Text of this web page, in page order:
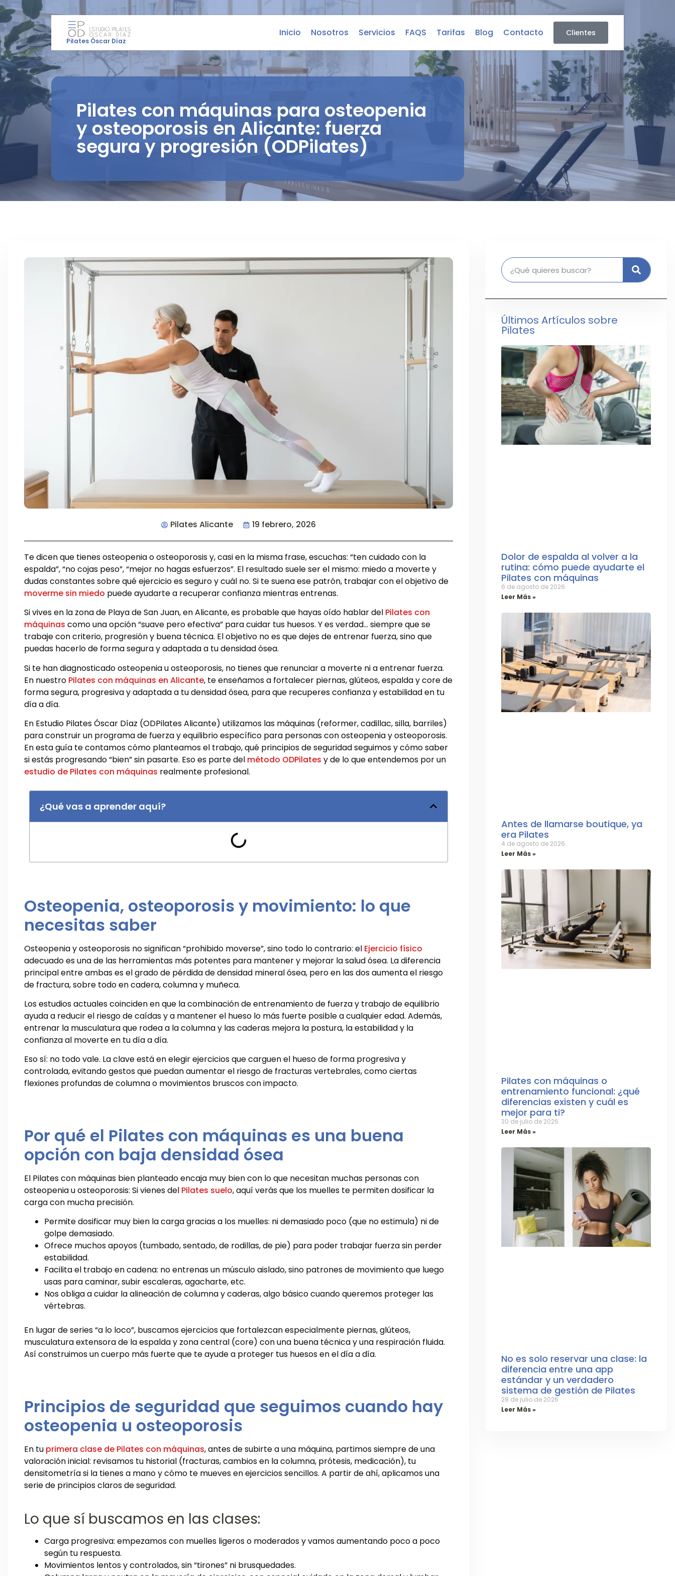
Pilates Óscar Díaz
Inicio Nosotros Servicios FAQS Tarifas Blog Contacto Clientes
Pilates con máquinas para osteopenia
y osteoporosis en Alicante: fuerza
segura y progresión (ODPilates)
Pilates Alicante 19 febrero, 2026
Te dicen que tienes osteopenia o osteoporosis y, casi en la misma frase, escuchas: “ten cuidado con la
espalda”, “no cojas peso”, “mejor no hagas esfuerzos”. El resultado suele ser el mismo: miedo a moverte y
dudas constantes sobre qué ejercicio es seguro y cuál no. Si te suena ese patrón, trabajar con el objetivo de
moverme sin miedo puede ayudarte a recuperar confianza mientras entrenas.
Si vives en la zona de Playa de San Juan, en Alicante, es probable que hayas oído hablar del Pilates con
máquinas como una opción “suave pero efectiva” para cuidar tus huesos. Y es verdad… siempre que se
trabaje con criterio, progresión y buena técnica. El objetivo no es que dejes de entrenar fuerza, sino que
puedas hacerlo de forma segura y adaptada a tu densidad ósea.
Si te han diagnosticado osteopenia u osteoporosis, no tienes que renunciar a moverte ni a entrenar fuerza.
En nuestro Pilates con máquinas en Alicante, te enseñamos a fortalecer piernas, glúteos, espalda y core de
forma segura, progresiva y adaptada a tu densidad ósea, para que recuperes confianza y estabilidad en tu
día a día.
En Estudio Pilates Óscar Díaz (ODPilates Alicante) utilizamos las máquinas (reformer, cadillac, silla, barriles)
para construir un programa de fuerza y equilibrio específico para personas con osteopenia y osteoporosis.
En esta guía te contamos cómo planteamos el trabajo, qué principios de seguridad seguimos y cómo saber
si estás progresando “bien” sin pasarte. Eso es parte del método ODPilates y de lo que entendemos por un
estudio de Pilates con máquinas realmente profesional.
¿Qué vas a aprender aquí?
Osteopenia, osteoporosis y movimiento: lo que
necesitas saber
Osteopenia y osteoporosis no significan “prohibido moverse”, sino todo lo contrario: el Ejercicio físico
adecuado es una de las herramientas más potentes para mantener y mejorar la salud ósea. La diferencia
principal entre ambas es el grado de pérdida de densidad mineral ósea, pero en las dos aumenta el riesgo
de fractura, sobre todo en cadera, columna y muñeca.
Los estudios actuales coinciden en que la combinación de entrenamiento de fuerza y trabajo de equilibrio
ayuda a reducir el riesgo de caídas y a mantener el hueso lo más fuerte posible a cualquier edad. Además,
entrenar la musculatura que rodea a la columna y las caderas mejora la postura, la estabilidad y la
confianza al moverte en tu día a día.
Eso sí: no todo vale. La clave está en elegir ejercicios que carguen el hueso de forma progresiva y
controlada, evitando gestos que puedan aumentar el riesgo de fracturas vertebrales, como ciertas
flexiones profundas de columna o movimientos bruscos con impacto.
Por qué el Pilates con máquinas es una buena
opción con baja densidad ósea
El Pilates con máquinas bien planteado encaja muy bien con lo que necesitan muchas personas con
osteopenia u osteoporosis: Si vienes del Pilates suelo, aquí verás que los muelles te permiten dosificar la
carga con mucha precisión.
Permite dosificar muy bien la carga gracias a los muelles: ni demasiado poco (que no estimula) ni de
golpe demasiado.
Ofrece muchos apoyos (tumbado, sentado, de rodillas, de pie) para poder trabajar fuerza sin perder
estabilidad.
Facilita el trabajo en cadena: no entrenas un músculo aislado, sino patrones de movimiento que luego
usas para caminar, subir escaleras, agacharte, etc.
Nos obliga a cuidar la alineación de columna y caderas, algo básico cuando queremos proteger las
vértebras.
En lugar de series “a lo loco”, buscamos ejercicios que fortalezcan especialmente piernas, glúteos,
musculatura extensora de la espalda y zona central (core) con una buena técnica y una respiración fluida.
Así construimos un cuerpo más fuerte que te ayude a proteger tus huesos en el día a día.
Principios de seguridad que seguimos cuando hay
osteopenia u osteoporosis
En tu primera clase de Pilates con máquinas, antes de subirte a una máquina, partimos siempre de una
valoración inicial: revisamos tu historial (fracturas, cambios en la columna, prótesis, medicación), tu
densitometría si la tienes a mano y cómo te mueves en ejercicios sencillos. A partir de ahí, aplicamos una
serie de principios claros de seguridad.
Lo que sí buscamos en las clases:
Carga progresiva: empezamos con muelles ligeros o moderados y vamos aumentando poco a poco
según tu respuesta.
Movimientos lentos y controlados, sin “tirones” ni brusquedades.
Últimos Artículos sobre
Pilates
Dolor de espalda al volver a la
rutina: cómo puede ayudarte el
Pilates con máquinas
6 de agosto de 2026
Leer Más »
Antes de llamarse boutique, ya
era Pilates
4 de agosto de 2026
Leer Más »
Pilates con máquinas o
entrenamiento funcional: ¿qué
diferencias existen y cuál es
mejor para ti?
30 de julio de 2026
Leer Más »
No es solo reservar una clase: la
diferencia entre una app
estándar y un verdadero
sistema de gestión de Pilates
28 de julio de 2026
Leer Más »